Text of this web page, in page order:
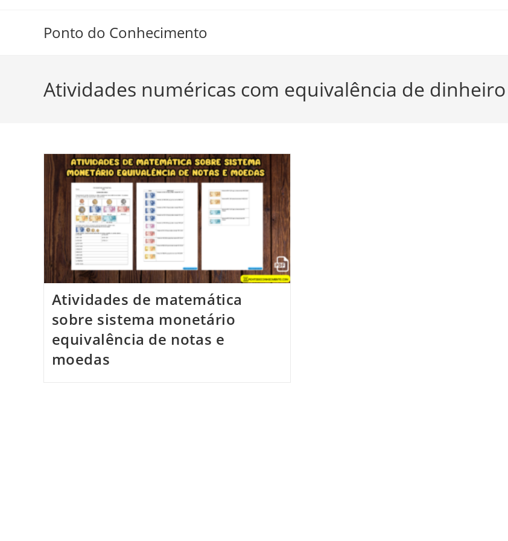
Ponto do Conhecimento
Atividades numéricas com equivalência de dinheiro
Atividades de matemática
sobre sistema monetário
equivalência de notas e
moedas